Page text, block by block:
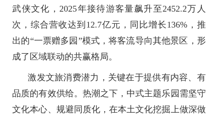
武侠文化，2025年接待游客量飙升至2452.2万人
次，综合营收达到12.7亿元，同比增长136%，推
出的“一票赠多园”模式，将客流导向其他景区，形
成了区域联动的共赢格局。
激发文旅消费潜力，关键在于提供有内容、有
品质的有效供给。热潮之下，中式主题乐园需坚守
文化本心、规避同质化，在本土文化挖掘上做深做